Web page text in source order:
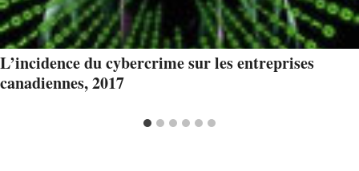
L’incidence du cybercrime sur les entreprises
canadiennes, 2017